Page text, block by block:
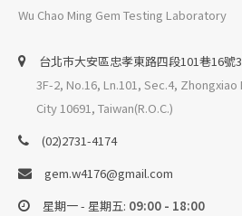
Wu Chao Ming Gem Testing Laboratory
台北巿大安區忠孝東路四段101巷16號
3F-2, No.16, Ln.101, Sec.4, Zhongxiao
City 10691, Taiwan(R.O.C.)
(02)2731-4174
gem.w4176@gmail.com
星期一 - 星期五: 09:00 - 18:00